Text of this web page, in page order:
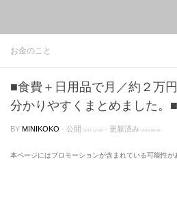
お金のこと
■食費＋日用品で月／約２万
分かりやすくまとめました。■
BY MINIKOKO · 公開 2017-12-29 · 更新済み 2018-06-05
本ページにはプロモーションが含まれている可能性が